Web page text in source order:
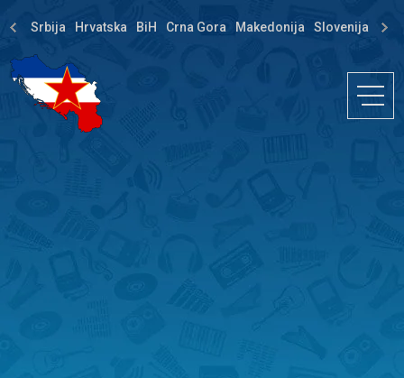
Srbija Hrvatska BiH Crna Gora Makedonija Slovenija